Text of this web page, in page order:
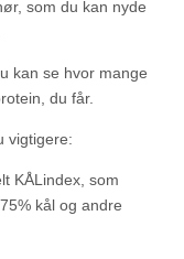
som du kan nyde
kan se hvor mange
du får.
vigtigere:
KÅLindex , som
kål og andre